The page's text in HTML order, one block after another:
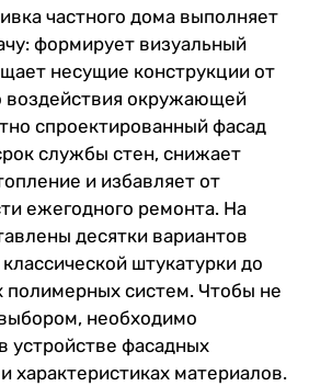
частного дома выполняет
формирует визуальный
несущие конструкции от
воздействия окружающей
спроектированный фасад
службы стен, снижает
и избавляет от
ежегодного ремонта. На
десятки вариантов
штукатурки до
полимерных систем. Чтобы не
необходимо
устройстве фасадных
характеристиках материалов.